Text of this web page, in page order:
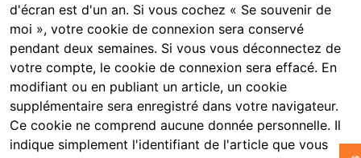
d'écran est d'un an. Si vous cochez « Se souvenir de
moi », votre cookie de connexion sera conservé
pendant deux semaines. Si vous vous déconnectez de
votre compte, le cookie de connexion sera effacé. En
modifiant ou en publiant un article, un cookie
supplémentaire sera enregistré dans votre navigateur.
Ce cookie ne comprend aucune donnée personnelle. Il
indique simplement l'identifiant de l'article que vous